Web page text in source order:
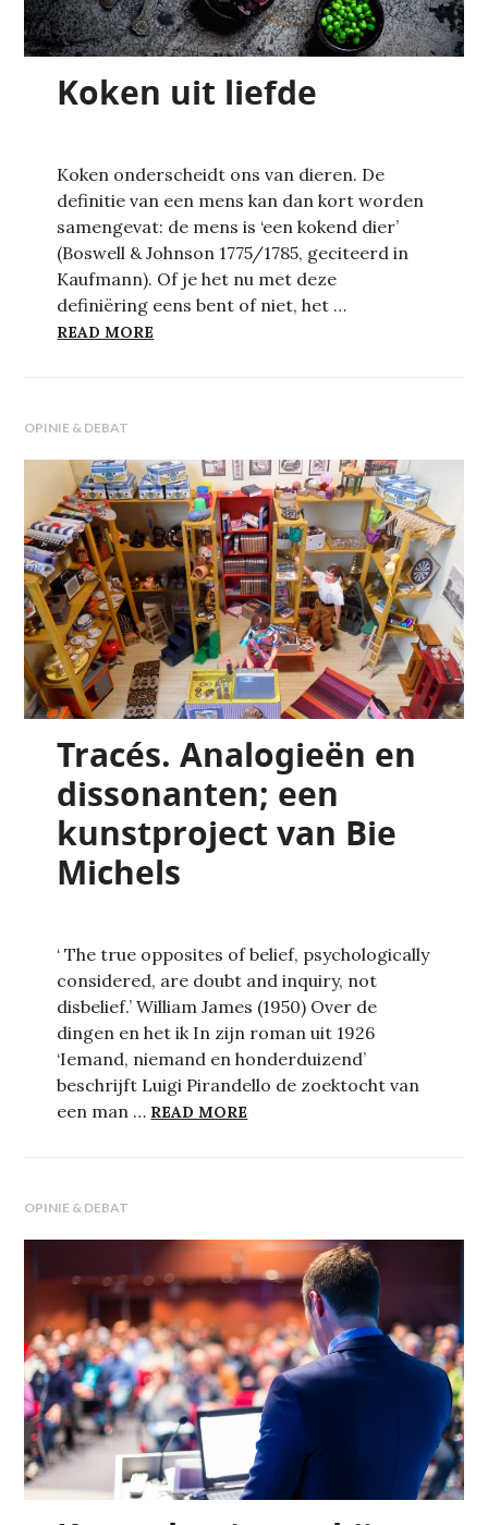
Koken uit liefde
Koken onderscheidt ons van dieren. De
definitie van een mens kan dan kort worden
samengevat: de mens is ‘een kokend dier’
(Boswell & Johnson 1775/1785, geciteerd in
Kaufmann). Of je het nu met deze
definiëring eens bent of niet, het …
READ MORE
OPINIE & DEBAT
Tracés. Analogieën en
dissonanten; een
kunstproject van Bie
Michels
‘ The true opposites of belief, psychologically
considered, are doubt and inquiry, not
disbelief.’ William James (1950) Over de
dingen en het ik In zijn roman uit 1926
‘Iemand, niemand en honderduizend’
beschrijft Luigi Pirandello de zoektocht van
een man … READ MORE
OPINIE & DEBAT